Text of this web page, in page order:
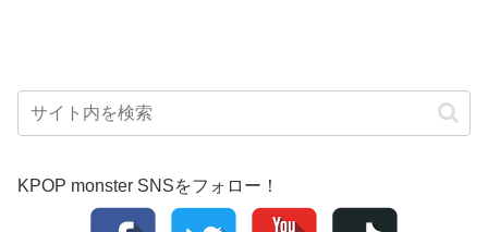
KPOP monster SNSをフォロー！